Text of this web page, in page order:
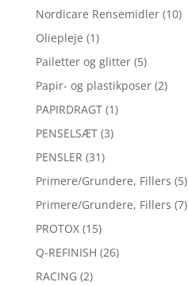
Nordicare Rensemidler (10)
Oliepleje (1)
Pailetter og glitter (5)
Papir- og plastikposer (2)
PAPIRDRAGT (1)
PENSELSÆT (3)
PENSLER (31)
Primere/Grundere, Fillers (5)
Primere/Grundere, Fillers (7)
PROTOX (15)
Q-REFINISH (26)
RACING (2)